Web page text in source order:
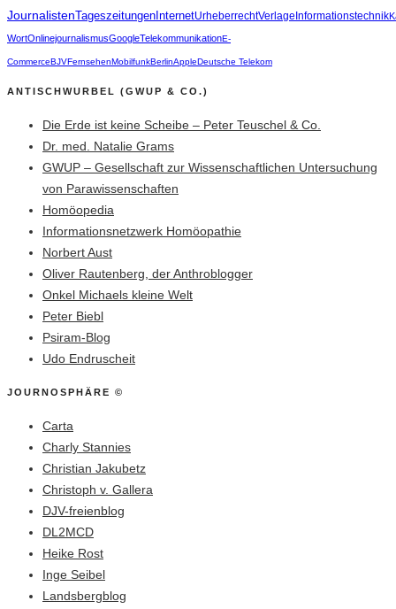
JournalistenTageszeitungen InternetUrheberrechtVerlage Informationstechnik
WortOnlinejournalismusGoogleTelekommunikationE-
CommerceBJVFernsehenMobilfunkBerlinAppleDeutsche Telekom
ANTISCHWURBEL (GWUP & CO.)
Die Erde ist keine Scheibe – Peter Teuschel & Co.
Dr. med. Natalie Grams
GWUP – Gesellschaft zur Wissenschaftlichen Untersuchung
von Parawissenschaften
Homöopedia
Informationsnetzwerk Homöopathie
Norbert Aust
Oliver Rautenberg, der Anthroblogger
Onkel Michaels kleine Welt
Peter Biebl
Psiram-Blog
Udo Endruscheit
JOURNOSPHÄRE ©
Carta
Charly Stannies
Christian Jakubetz
Christoph v. Gallera
DJV-freienblog
DL2MCD
Heike Rost
Inge Seibel
Landsbergblog